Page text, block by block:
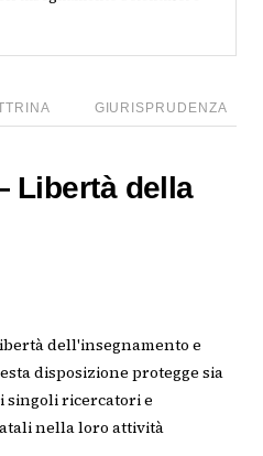
GIURISPRUDENZA
Libertà della
dell'insegnamento e
disposizione protegge sia
singoli ricercatori e
nella loro attività